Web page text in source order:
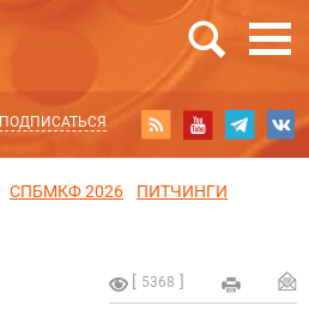
ПОДПИСАТЬСЯ
СПБМКФ 2026
ПИТЧИНГИ
5368